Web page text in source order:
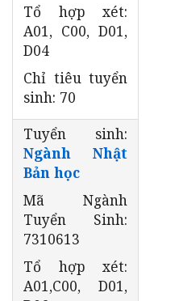
Tổ hợp xét:
A01, C00, D01,
D04
Chỉ tiêu tuyển
sinh: 70
Tuyển sinh:
Ngành Nhật
Bản học
Mã Ngành
Tuyển Sinh:
7310613
Tổ hợp xét:
A01,C00, D01,